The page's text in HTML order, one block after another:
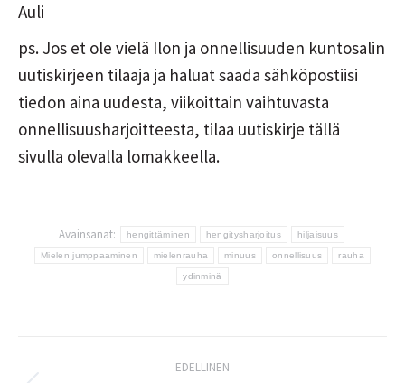
Auli
ps. Jos et ole vielä Ilon ja onnellisuuden kuntosalin
uutiskirjeen tilaaja ja haluat saada sähköpostiisi
tiedon aina uudesta, viikoittain vaihtuvasta
onnellisuusharjoitteesta, tilaa uutiskirje tällä
sivulla olevalla lomakkeella.
Avainsanat: hengittäminen hengitysharjoitus hiljaisuus
Mielen jumppaaminen mielenrauha minuus onnellisuus rauha
ydinminä
EDELLINEN